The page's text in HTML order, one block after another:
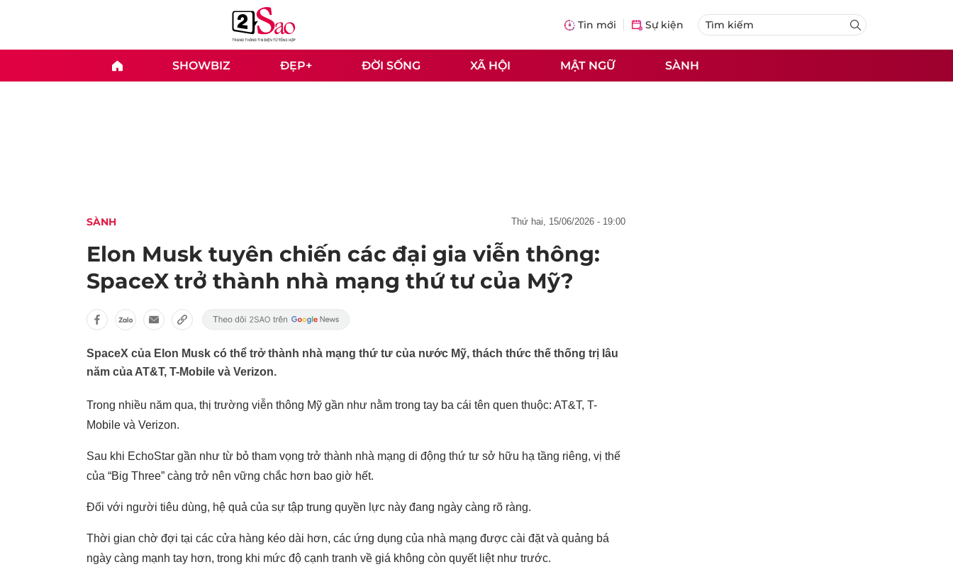
Tin mới Sự kiện
SHOWBIZ ĐẸP+ ĐỜI SỐNG XÃ HỘI MẬT NGỮ SÀNH
SÀNH thứ hai, 15/06/2026 - 19:00
Elon Musk tuyên chiến các đại gia viễn thông:
SpaceX trở thành nhà mạng thứ tư của Mỹ?
SpaceX của Elon Musk có thể trở thành nhà mạng thứ tư của nước Mỹ, thách thức thế thống trị lâu
năm của AT&T, T-Mobile và Verizon.
Trong nhiều năm qua, thị trường viễn thông Mỹ gần như nằm trong tay ba cái tên quen thuộc: AT&T, T-
Mobile và Verizon.
Sau khi EchoStar gần như từ bỏ tham vọng trở thành nhà mạng di động thứ tư sở hữu hạ tầng riêng, vị thế
của “Big Three” càng trở nên vững chắc hơn bao giờ hết.
Đối với người tiêu dùng, hệ quả của sự tập trung quyền lực này đang ngày càng rõ ràng.
Thời gian chờ đợi tại các cửa hàng kéo dài hơn, các ứng dụng của nhà mạng được cài đặt và quảng bá
ngày càng mạnh tay hơn, trong khi mức độ cạnh tranh về giá không còn quyết liệt như trước.